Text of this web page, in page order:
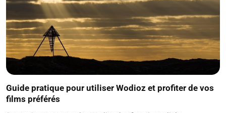
Guide pratique pour utiliser Wodioz et profiter de vos
films préférés